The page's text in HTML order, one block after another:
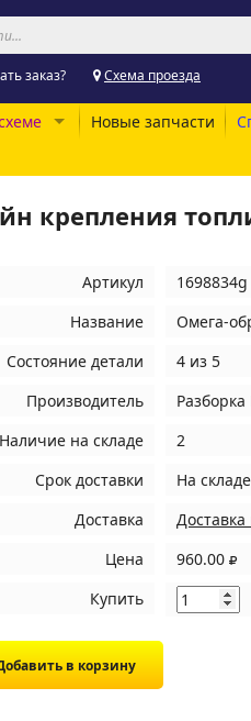
заказ? Схема проезда
Новые запчасти
крепления
Артикул
1698834g
Название
Омега-
Состояние детали
4 из 5
Производитель
Разборка
Наличие на складе
2
Срок доставки
На складе
Доставка
Цена
960.00
Купить